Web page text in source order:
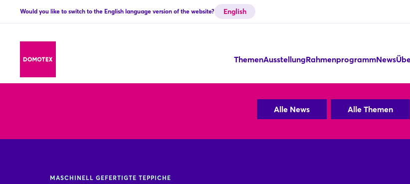
Would you like to switch to the English language version of the website? English
ThemenAusstellungRahmenprogrammNews
Alle News Alle Themen
MASCHINELL GEFERTIGTE TEPPICHE